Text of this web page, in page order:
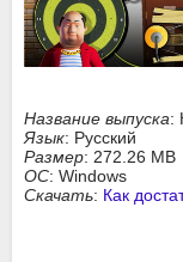
Название выпуска:
Язык: Русский
Размер: 272.26 MB
ОС: Windows
Скачать: Как